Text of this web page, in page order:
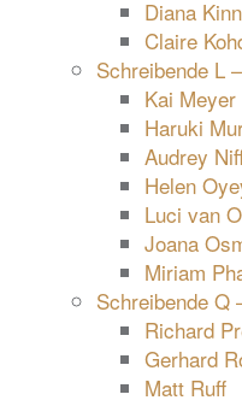
Diana
Claire
Schreibende L
Kai Meyer
Haruki
Audrey
Helen
Luci van
Joana
Miriam
Schreibende Q
Richard
Gerhard
Matt Ruff